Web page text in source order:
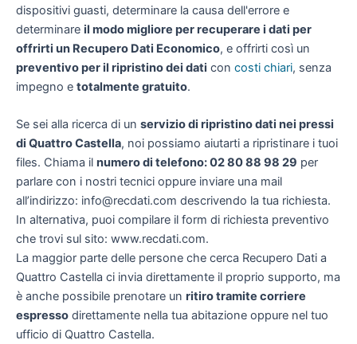
dispositivi guasti, determinare la causa dell'errore e
determinare il modo migliore per recuperare i dati per
offrirti un Recupero Dati Economico, e offrirti così un
preventivo per il ripristino dei dati con costi chiari, senza
impegno e totalmente gratuito.
Se sei alla ricerca di un servizio di ripristino dati nei pressi
di Quattro Castella, noi possiamo aiutarti a ripristinare i tuoi
files. Chiama il numero di telefono: 02 80 88 98 29 per
parlare con i nostri tecnici oppure inviare una mail
all’indirizzo: info@recdati.com descrivendo la tua richiesta.
In alternativa, puoi compilare il form di richiesta preventivo
che trovi sul sito: www.recdati.com.
La maggior parte delle persone che cerca Recupero Dati a
Quattro Castella ci invia direttamente il proprio supporto, ma
è anche possibile prenotare un ritiro tramite corriere
espresso direttamente nella tua abitazione oppure nel tuo
ufficio di Quattro Castella.